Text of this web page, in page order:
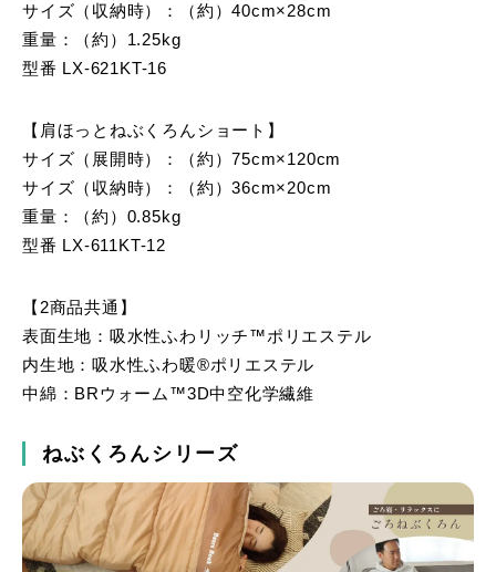
サイズ（収納時）：（約）40cm×28cm
重量：（約）1.25kg
型番 LX-621KT-16
【肩ほっとねぶくろんショート】
サイズ（展開時）：（約）75cm×120cm
サイズ（収納時）：（約）36cm×20cm
重量：（約）0.85kg
型番 LX-611KT-12
【2商品共通】
表面生地：吸水性ふわリッチ™ポリエステル
内生地：吸水性ふわ暖®ポリエステル
中綿：BRウォーム™3D中空化学繊維
ねぶくろんシリーズ